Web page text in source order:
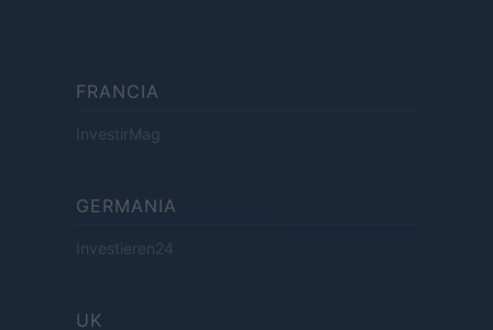
FRANCIA
InvestirMag
GERMANIA
Investieren24
UK